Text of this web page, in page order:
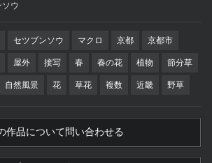
ソウ
セツブンソウ マクロ 京都 京都市
屋外 接写 春 春の花 植物 節分草
自然風景 花 草花 複数 近畿 野草
作品について問い合わせる